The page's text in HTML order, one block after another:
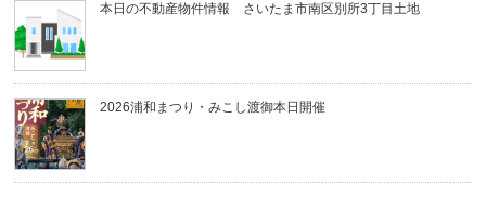
本日の不動産物件情報 さいたま市南区別所3丁目土地
2026浦和まつり・みこし渡御本日開催